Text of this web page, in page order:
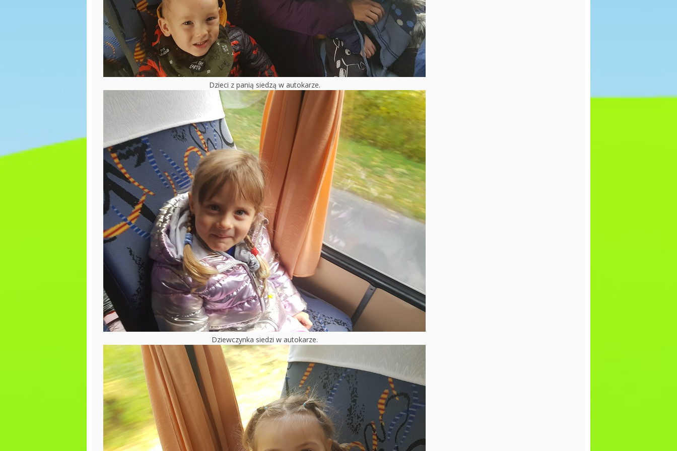
BAL KARNAWAŁOWY
WALENTYNKI
Babeczki
Eksperymenty
Dzień Babci i
Dziadka
JASEŁKA
Wiatrak
matematyczny
Dzień Misia
Prawa Dziecka
DZIEŃ JEŻA
Święto
Niepodległości
Dzień Kundelka –
zajęcia biblioteczne
Jesienny spacer
Wiewiórek
Ścieżka sesoryczna
DZIEŃ PIŻAMY
Występy z okazji
„Dnia Seniora”
Dzień Rodziny
Dzień Ziemi
Rytmika
Religia
Rytmika
Rytmika
Religia
W oczekiwaniu na
Bezpieczeństwo
podczas wakacji
DZIEŃ DZIECKA
Laurka dla mamy
Dzień tańca
DZIEŃ FLAGI
Wielkanocne
malowanki
DZIEŃ SPORTU
Dzień zdrowia
Światowy Dzień
Świadomości
Autyzmu
Popołudniowe
zabawy
Kreatywna mata
Wiosna u biedronek
Wiosenne sadzonki
PIERWSZY DZIEŃ
WIOSNY
Dzień Kobiet
Tłusty czwartek
Bal karnawałowy
Walentynki
30 finał WOŚP
Dzień Babci i
Dziadka
Jasełka
Dzień MISIA
Dzień zdrowego
śniadania
Jak dbać o zdrowie?
Jesień w sadzie
ścieżka sensoryczna
Dzień w piżamach
DZIEŃ CHŁOPAKA
Dzień Jesieni
Malowanie na
świeżym powietrzu
Dzień kropki w
„Jeżykach”
Dzień Rodziny
Wiosną malowane
Dzień Ziemi
Tydzień teatru
Dzień Kobiet
Bal karnawałowy
WALENTYNKI
Tłusty czwartek
Pieczenie babeczek
Bawimy się bez
zabawek
Zabawy teatralne
ptaków
Jasełka Misie
Pieczenie
pierniczków
Mikołajki
Dzień Misia
Zabawy masą solną
SENSORYCZNIE
zajęcia plastyczno-
muzyczne
ŚCIEŻKA
SENSORYCZNA
DZIEŃ CHŁOPAKA
MISIE
DZIEŃ PIŻAMY MISIE
Dzień Jesieni
DZIEŃ KROPKI
Dzień Rodziny
Dzień Kosmosu
Dzień Ziemi
Dzień Dentysty
Bal karnawałowy
Dzień Babci i
Dziadka
Dzieci z panią siedzą w autokarze.
Dziewczynka siedzi w autokarze.